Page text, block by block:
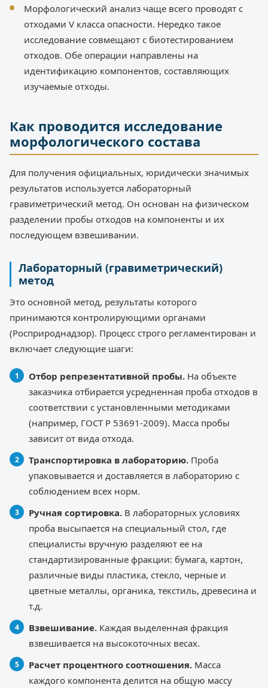
Морфологический анализ чаще всего проводят с
отходами V класса опасности. Нередко такое
исследование совмещают с биотестированием
отходов. Обе операции направлены на
идентификацию компонентов, составляющих
изучаемые отходы.
Как проводится исследование
морфологического состава
Для получения официальных, юридически значимых
результатов используется лабораторный
гравиметрический метод. Он основан на физическом
разделении пробы отходов на компоненты и их
последующем взвешивании.
Лабораторный (гравиметрический)
метод
Это основной метод, результаты которого
принимаются контролирующими органами
(Росприроднадзор). Процесс строго регламентирован и
включает следующие шаги:
Отбор репрезентативной пробы. На объекте
заказчика отбирается усредненная проба отходов в
соответствии с установленными методиками
(например, ГОСТ Р 53691-2009). Масса пробы
зависит от вида отхода.
Транспортировка в лабораторию. Проба
упаковывается и доставляется в лабораторию с
соблюдением всех норм.
Ручная сортировка. В лабораторных условиях
проба высыпается на специальный стол, где
специалисты вручную разделяют ее на
стандартизированные фракции: бумага, картон,
различные виды пластика, стекло, черные и
цветные металлы, органика, текстиль, древесина и
т.д.
Взвешивание. Каждая выделенная фракция
взвешивается на высокоточных весах.
Расчет процентного соотношения. Масса
каждого компонента делится на общую массу